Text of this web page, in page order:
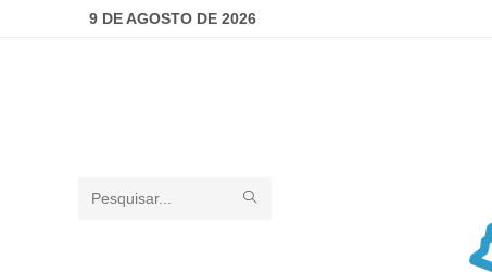
9 DE AGOSTO DE 2026
Pesquisar